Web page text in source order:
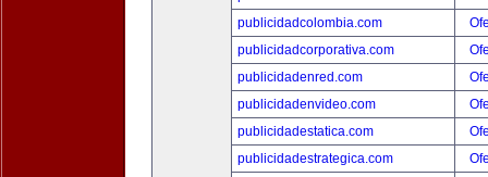
publicidadcolombia.com
publicidadcorporativa.com
publicidadenred.com
publicidadenvideo.com
publicidadestatica.com
publicidadestrategica.com